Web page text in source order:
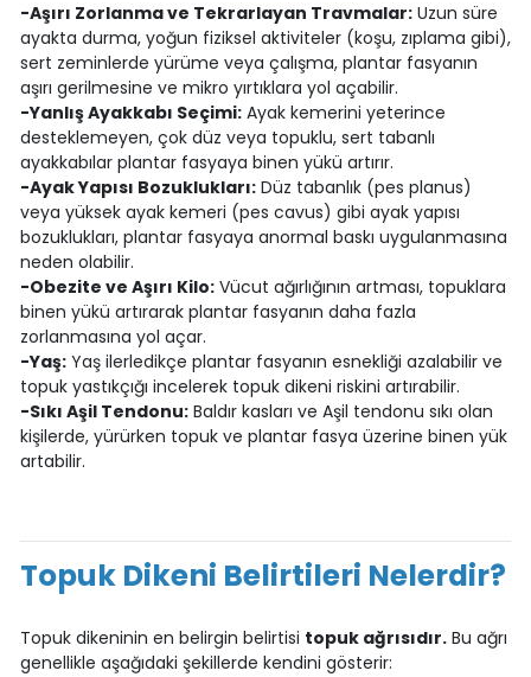
-Aşırı Zorlanma ve Tekrarlayan Travmalar:Uzun süre
ayakta durma, yoğun fiziksel aktiviteler (koşu, zıplama gibi),
sert zeminlerde yürüme veya çalışma, plantar fasyanın
aşırı gerilmesine ve mikro yırtıklara yol açabilir.
-Yanlış Ayakkabı Seçimi:Ayak kemerini yeterince
desteklemeyen, çok düz veya topuklu, sert tabanlı
ayakkabılar plantar fasyaya binen yükü artırır.
-Ayak Yapısı Bozuklukları:Düz tabanlık (pes planus)
veya yüksek ayak kemeri (pes cavus) gibi ayak yapısı
bozuklukları, plantar fasyaya anormal baskı uygulanmasına
neden olabilir.
-Obezite ve Aşırı Kilo:Vücut ağırlığının artması, topuklara
binen yükü artırarak plantar fasyanın daha fazla
zorlanmasına yol açar.
-Yaş:Yaş ilerledikçe plantar fasyanın esnekliği azalabilir ve
topuk yastıkçığı incelerek topuk dikeni riskini artırabilir.
-Sıkı Aşil Tendonu:Baldır kasları ve Aşil tendonu sıkı olan
kişilerde, yürürken topuk ve plantar fasya üzerine binen yük
artabilir.
Topuk Dikeni Belirtileri Nelerdir?
Topuk dikeninin en belirgin belirtisi topuk ağrısıdır.Bu ağrı
genellikle aşağıdaki şekillerde kendini gösterir: